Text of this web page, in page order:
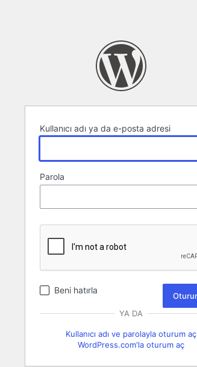
Kullanıcı adı ya da e-posta adresi
Parola
Beni hatırla
YA DA
Kullanıcı adı ve parolayla oturum aç
WordPress.com'la oturum aç